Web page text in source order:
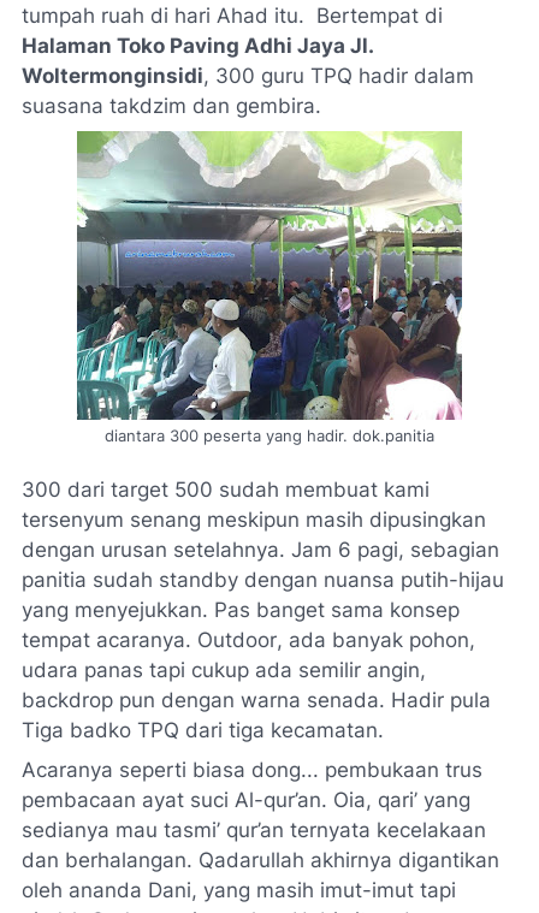
tumpah ruah di hari Ahad itu. Bertempat di
Halaman Toko Paving Adhi Jaya Jl.
Woltermonginsidi, 300 guru TPQ hadir dalam
suasana takdzim dan gembira.
diantara 300 peserta yang hadir. dok.panitia
300 dari target 500 sudah membuat kami
tersenyum senang meskipun masih dipusingkan
dengan urusan setelahnya. Jam 6 pagi, sebagian
panitia sudah standby dengan nuansa putih-hijau
yang menyejukkan. Pas banget sama konsep
tempat acaranya. Outdoor, ada banyak pohon,
udara panas tapi cukup ada semilir angin,
backdrop pun dengan warna senada. Hadir pula
Tiga badko TPQ dari tiga kecamatan.
Acaranya seperti biasa dong... pembukaan trus
pembacaan ayat suci Al-qur’an. Oia, qari’ yang
sedianya mau tasmi’ qur’an ternyata kecelakaan
dan berhalangan. Qadarullah akhirnya digantikan
oleh ananda Dani, yang masih imut-imut tapi